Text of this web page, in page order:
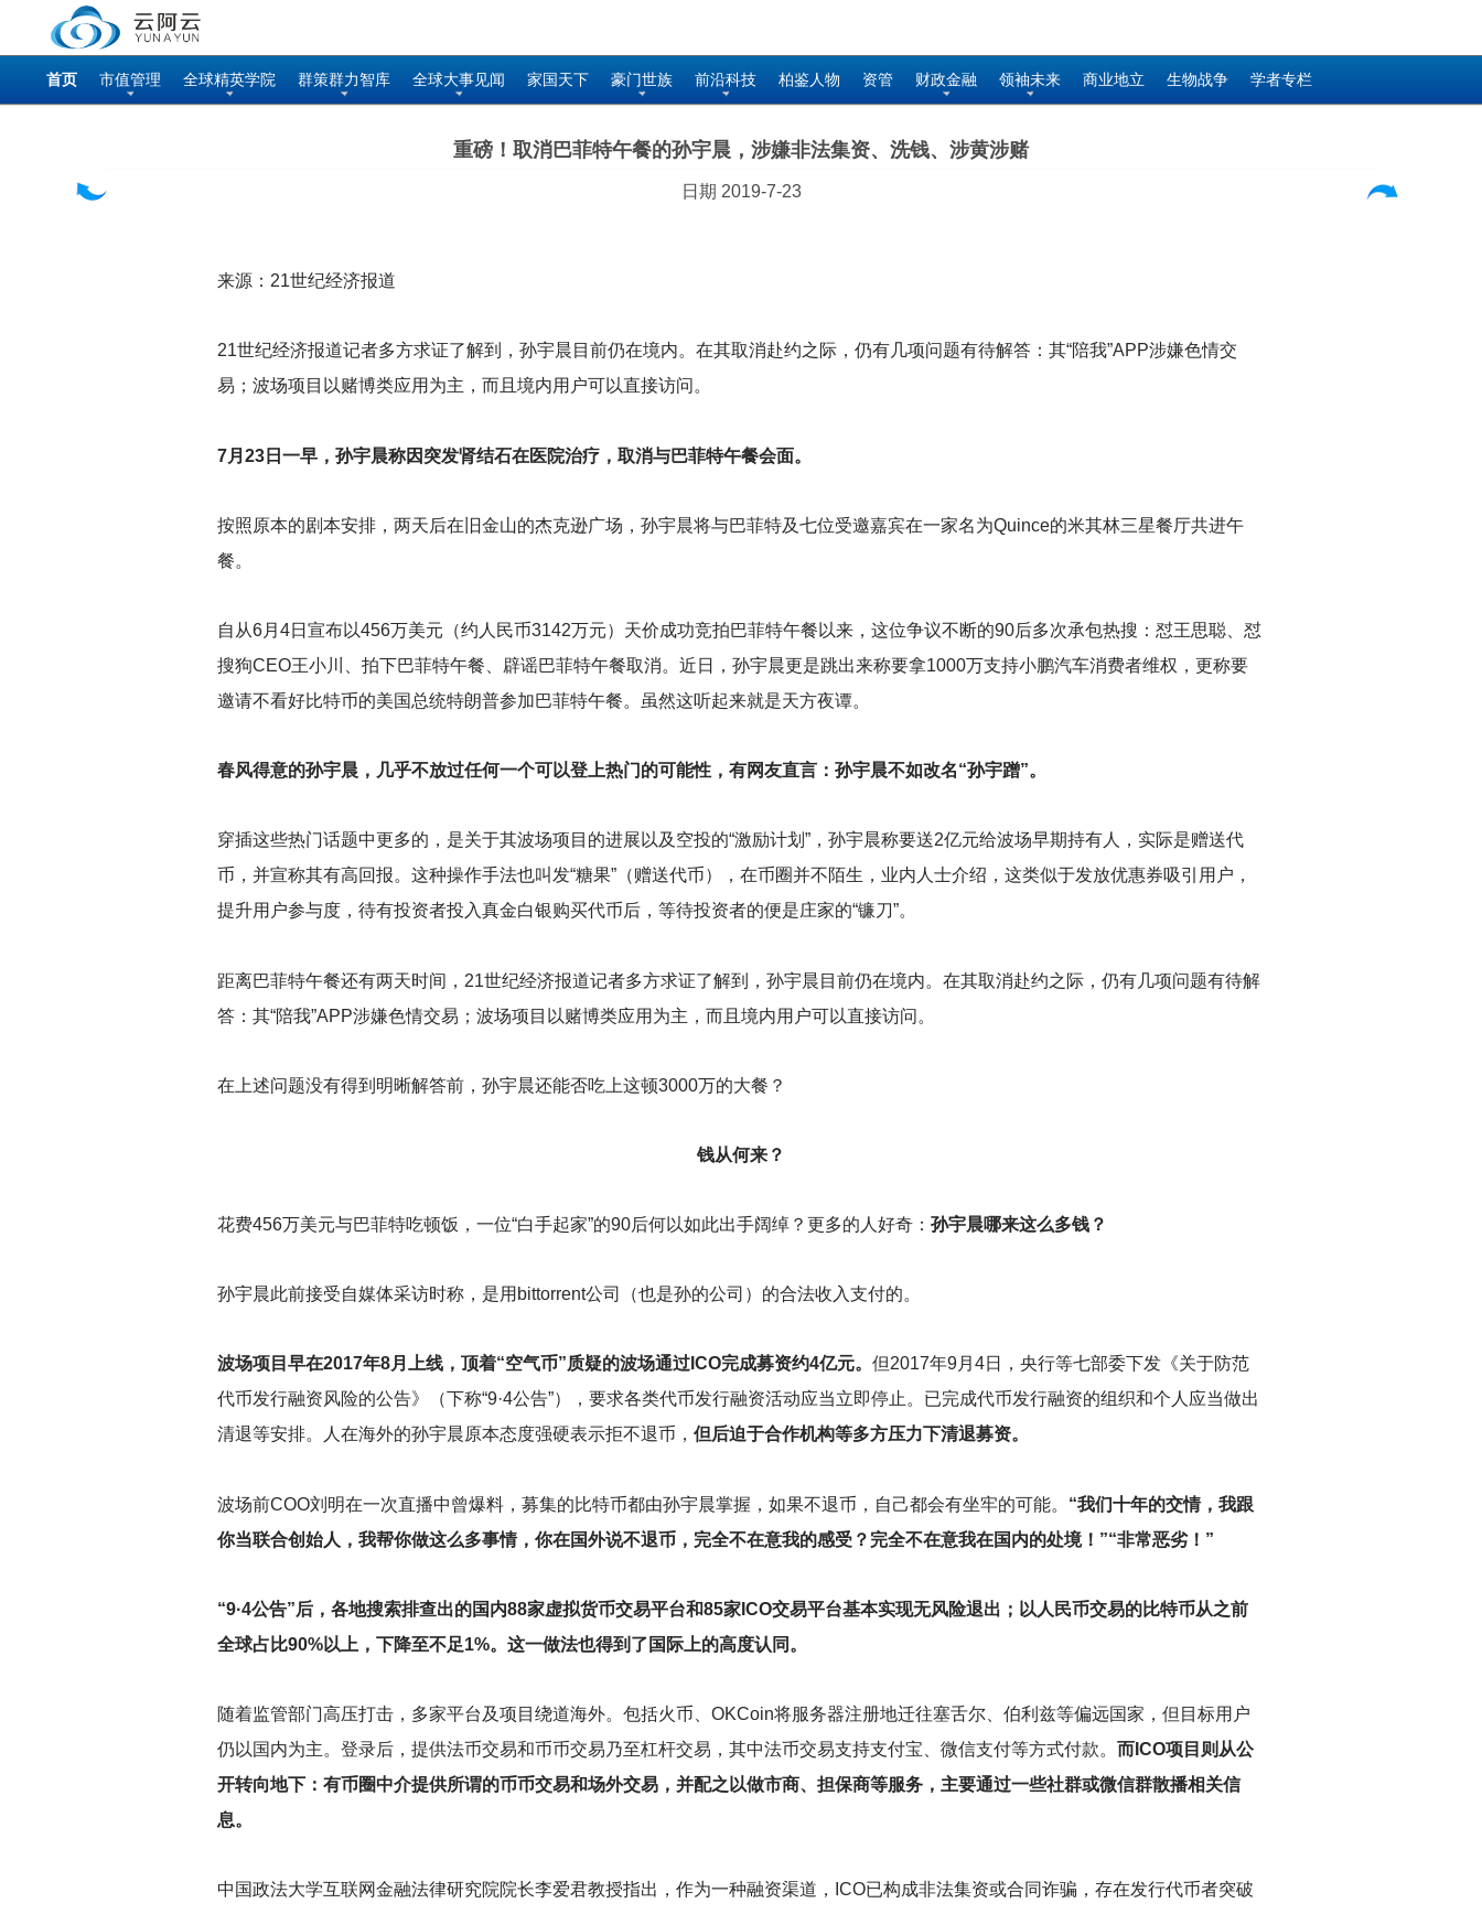
首页 市值管理 全球精英学院 群策群力智库 全球大事见闻 家国天下 豪门世族 前沿科技 柏鉴人物 资管 财政金融 领袖未来 商业地立 生物战争 学者专栏
重磅！取消巴菲特午餐的孙宇晨，涉嫌非法集资、洗钱、涉黄涉赌
日期 2019-7-23
来源：21世纪经济报道
21世纪经济报道记者多方求证了解到，孙宇晨目前仍在境内。在其取消赴约之际，仍有几项问题有待解答：其“陪我”APP涉嫌色情交
易；波场项目以赌博类应用为主，而且境内用户可以直接访问。
7月23日一早，孙宇晨称因突发肾结石在医院治疗，取消与巴菲特午餐会面。
按照原本的剧本安排，两天后在旧金山的杰克逊广场，孙宇晨将与巴菲特及七位受邀嘉宾在一家名为Quince的米其林三星餐厅共进午
餐。
自从6月4日宣布以456万美元（约人民币3142万元）天价成功竞拍巴菲特午餐以来，这位争议不断的90后多次承包热搜：怼王思聪、怼
搜狗CEO王小川、拍下巴菲特午餐、辟谣巴菲特午餐取消。近日，孙宇晨更是跳出来称要拿1000万支持小鹏汽车消费者维权，更称要
邀请不看好比特币的美国总统特朗普参加巴菲特午餐。虽然这听起来就是天方夜谭。
春风得意的孙宇晨，几乎不放过任何一个可以登上热门的可能性，有网友直言：孙宇晨不如改名“孙宇蹭”。
穿插这些热门话题中更多的，是关于其波场项目的进展以及空投的“激励计划”，孙宇晨称要送2亿元给波场早期持有人，实际是赠送代
币，并宣称其有高回报。这种操作手法也叫发“糖果”（赠送代币），在币圈并不陌生，业内人士介绍，这类似于发放优惠券吸引用户，
提升用户参与度，待有投资者投入真金白银购买代币后，等待投资者的便是庄家的“镰刀”。
距离巴菲特午餐还有两天时间，21世纪经济报道记者多方求证了解到，孙宇晨目前仍在境内。在其取消赴约之际，仍有几项问题有待解
答：其“陪我”APP涉嫌色情交易；波场项目以赌博类应用为主，而且境内用户可以直接访问。
在上述问题没有得到明晰解答前，孙宇晨还能否吃上这顿3000万的大餐？
钱从何来？
花费456万美元与巴菲特吃顿饭，一位“白手起家”的90后何以如此出手阔绰？更多的人好奇： 孙宇晨哪来这么多钱？
孙宇晨此前接受自媒体采访时称，是用bittorrent公司（也是孙的公司）的合法收入支付的。
波场项目早在2017年8月上线，顶着“空气币”质疑的波场通过ICO完成募资约4亿元。 但2017年9月4日，央行等七部委下发《关于防范
代币发行融资风险的公告》（下称“9·4公告”），要求各类代币发行融资活动应当立即停止。已完成代币发行融资的组织和个人应当做出
清退等安排。人在海外的孙宇晨原本态度强硬表示拒不退币， 但后迫于合作机构等多方压力下清退募资。
波场前COO刘明在一次直播中曾爆料，募集的比特币都由孙宇晨掌握，如果不退币，自己都会有坐牢的可能。 “我们十年的交情，我跟
你当联合创始人，我帮你做这么多事情，你在国外说不退币，完全不在意我的感受？完全不在意我在国内的处境！”“非常恶劣！”
“9·4公告”后，各地搜索排查出的国内88家虚拟货币交易平台和85家ICO交易平台基本实现无风险退出；以人民币交易的比特币从之前
全球占比90%以上，下降至不足1%。这一做法也得到了国际上的高度认同。
随着监管部门高压打击，多家平台及项目绕道海外。包括火币、OKCoin将服务器注册地迁往塞舌尔、伯利兹等偏远国家，但目标用户
仍以国内为主。登录后，提供法币交易和币币交易乃至杠杆交易，其中法币交易支持支付宝、微信支付等方式付款。 而ICO项目则从公
开转向地下：有币圈中介提供所谓的币币交易和场外交易，并配之以做市商、担保商等服务，主要通过一些社群或微信群散播相关信
息。
中国政法大学互联网金融法律研究院院长李爱君教授指出，作为一种融资渠道，ICO已构成非法集资或合同诈骗，存在发行代币者突破